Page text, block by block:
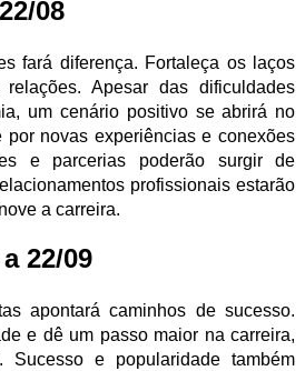
08
fará diferença. Fortaleça os laços
Apesar das dificuldades
um cenário positivo se abrirá no
por novas experiências e conexões
e parcerias poderão surgir de
profissionais estarão
a carreira.
22/09
apontará caminhos de sucesso.
e dê um passo maior na carreira,
Sucesso e popularidade também